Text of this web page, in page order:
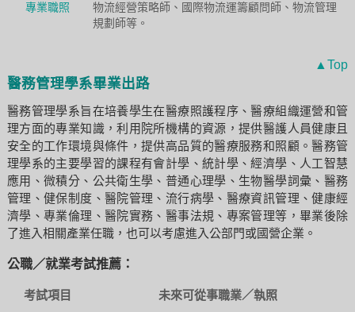
專業職照
物流經營策略師、國際物流運籌顧問師、物流管理
規劃師等。
▲Top
醫務管理學系畢業出路
醫務管理學系旨在培養學生在醫療照護程序、醫療組織運營和管
理方面的專業知識，利用院所機構的資源，提供醫護人員健康且
安全的工作環境與條件，提供高品質的醫療服務和照顧。醫務管
理學系的主要學習的課程有會計學、統計學、經濟學、人工智慧
應用、微積分、公共衛生學、普通心理學、生物醫學詞彙、醫務
管理、健保制度、醫院管理、流行病學、醫療資訊管理、健康經
濟學、專業倫理、醫院實務、醫事法規、專案管理等，畢業後除
了進入相關產業任職，也可以考慮進入公部門或國營企業。
公職／就業考試推薦：
考試項目 未來可從事職業／執照